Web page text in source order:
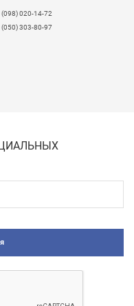
(098) 020-14-72
(050) 303-80-97